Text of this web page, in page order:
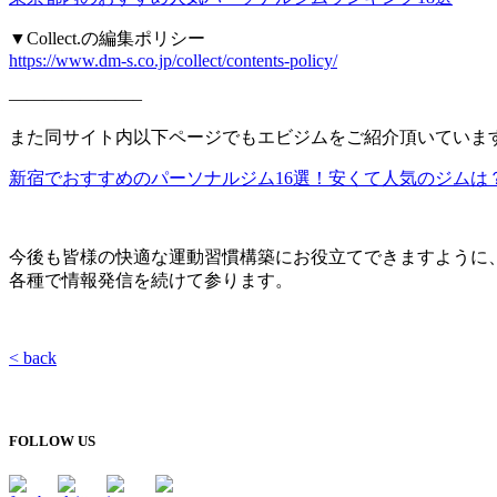
▼Collect.の編集ポリシー
https://www.dm-s.co.jp/collect/contents-policy/
———————–
また同サイト内以下ページでもエビジムをご紹介頂いていま
新宿でおすすめのパーソナルジム16選！安くて人気のジムは
今後も皆様の快適な運動習慣構築にお役立てできますように、
各種で情報発信を続けて参ります。
< back
FOLLOW US